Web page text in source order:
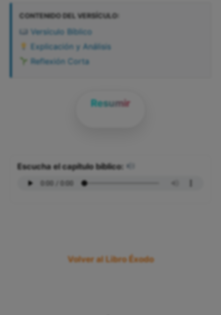
CONTENIDO DEL VERSÍCULO:
Versículo Bíblico
Explicación y Análisis
Reflexión Corta
Resumir
Escucha el capítulo bíblico:
Volver al Libro Éxodo